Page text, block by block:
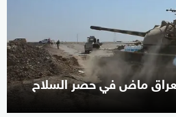
ماض في حصر السلاح